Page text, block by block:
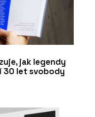
jak legendy
30 let svobody